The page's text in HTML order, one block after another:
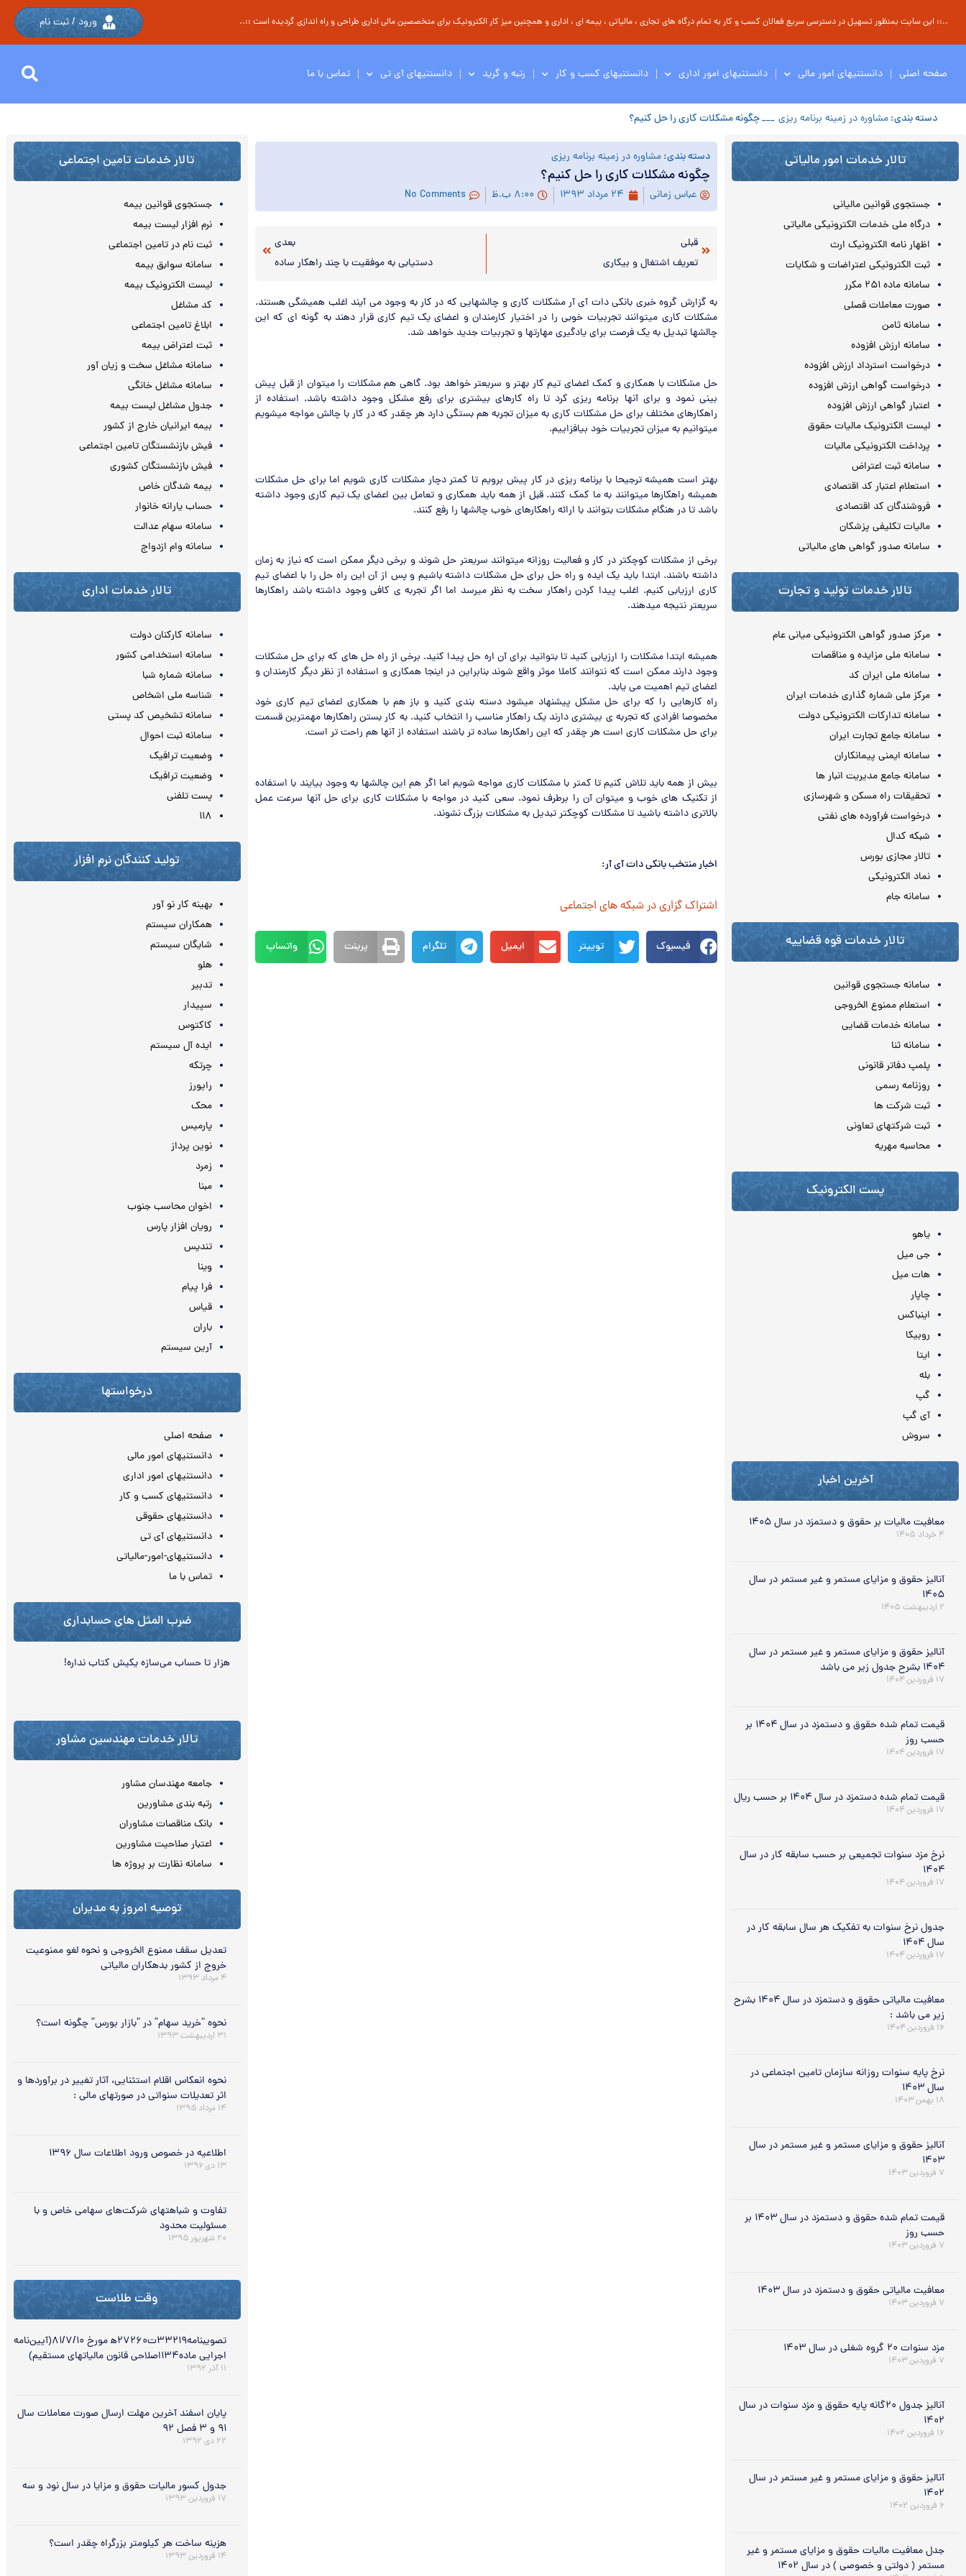
..:: این سایت بمنظور تسهیل در دسترسی سریع فعالان کسب و کار به تمام درگاه های تجاری ، مالیاتی ، بیمه ای ، اداری و همچنین میز کار الکترونیک برای متخصصین مالی اداری طراحی و راه اندازی گردیده است ::.. ورود / ثبت نام
صفحه اصلی دانستنیهای امور مالی دانستنیهای امور اداری دانستنیهای کسب و کار رتبه و گرید دانستنیهای آی تی تماس با ما
دسته بندی:مشاوره در زمینه برنامه ریزی ___ چگونه مشکلات کاری را حل کنیم؟
تالار خدمات امور مالیاتی
جستجوی قوانین مالیانی
درگاه ملی خدمات الکترونیکی مالیاتی
اظهار نامه الکترونیک ارث
ثبت الکترونیکی اعتراضات و شکایات
سامانه ماده ۲۵۱ مکرر
صورت معاملات فصلی
سامانه ثامن
سامانه ارزش افزوده
درخواست استرداد ارزش افزوده
درخواست گواهی ارزش افزوده
اعتبار گواهی ارزش افزوده
لیست الکترونیک مالیات حقوق
پرداخت الکترونیکی مالیات
سامانه ثبت اعتراض
استعلام اعتبار کد اقتصادی
فروشندگان کد اقتصادی
مالیات تکلیفی پزشکان
سامانه صدور گواهی های مالیاتی
تالار خدمات تولید و تجارت
مرکز صدور گواهی الکترونیکی میانی عام
سامانه ملی مزایده و مناقصات
سامانه ملی ایران کد
مرکز ملی شماره گذاری خدمات ایران
سامانه تدارکات الکترونیکی دولت
سامانه جامع تجارت ایران
سامانه ایمنی پیمانکاران
سامانه جامع مدیریت انبار ها
تحقیقات راه مسکن و شهرسازی
درخواست فرآورده های نفتی
شبکه کدال
تالار مجازی بورس
نماد الکترونیکی
سامانه جام
تالار خدمات قوه قضاییه
سامانه جستجوی قوانین
استعلام ممنوع الخروجی
سامانه خدمات قضایی
سامانه ثنا
پلمپ دفاتر قانونی
روزنامه رسمی
ثبت شرکت ها
ثبت شرکتهای تعاونی
محاسبه مهريه
پست الکترونیک
یاهو
جی میل
هات میل
چاپار
اینباکس
روبیکا
ایتا
بله
گپ
آی گپ
سروش
آخرین اخبار
معافیت مالیات بر حقوق و دستمزد در سال ۱۴۰۵
۴ خرداد ۱۴۰۵
آنالیز حقوق و مزایای مستمر و غیر مستمر در سال
۱۴۰۵
۲ اردیبهشت ۱۴۰۵
آنالیز حقوق و مزایای مستمر و غیر مستمر در سال
۱۴۰۴ بشرح جدول زیر می باشد
۱۷ فروردین ۱۴۰۴
قیمت تمام شده حقوق و دستمزد در سال ۱۴۰۴ بر
حسب روز
۱۷ فروردین ۱۴۰۴
قیمت تمام شده دستمزد در سال ۱۴۰۴ بر حسب ریال
۱۷ فروردین ۱۴۰۴
نرخ مزد سنوات تجمیعی بر حسب سابقه کار در سال
۱۴۰۴
۱۷ فروردین ۱۴۰۴
جدول نرخ سنوات به تفکیک هر سال سابقه کار در
سال ۱۴۰۴
۱۷ فروردین ۱۴۰۴
معافیت مالیاتی حقوق و دستمزد در سال ۱۴۰۴ بشرح
زیر می باشد :
۱۶ فروردین ۱۴۰۴
نرخ پایه سنوات روزانه سازمان تامین اجتماعی در
سال ۱۴۰۳
۱۸ بهمن ۱۴۰۳
آنالیز حقوق و مزایای مستمر و غیر مستمر در سال
۱۴۰۳
۷ فروردین ۱۴۰۳
قیمت تمام شده حقوق و دستمزد در سال ۱۴۰۳ بر
حسب روز
۷ فروردین ۱۴۰۳
معافیت مالیاتی حقوق و دستمزد در سال ۱۴۰۳
۷ فروردین ۱۴۰۳
مزد سنوات ۲۰ گروه شغلی در سال ۱۴۰۳
۷ فروردین ۱۴۰۳
آنالیز جدول ۲۰گانه پایه حقوق و مزد سنوات در سال
۱۴۰۲
۱۶ فروردین ۱۴۰۲
آنالیز حقوق و مزایای مستمر و غیر مستمر در سال
۱۴۰۲
۶ فروردین ۱۴۰۲
جدل معافیت مالیات حقوق و مزایای مستمر و غیر
مستمر ( دولتی و خصوصی ) در سال ۱۴۰۲
دسته بندی:مشاوره در زمینه برنامه ریزی
چگونه مشکلات کاری را حل کنیم؟
عباس زمانی ۲۴ مرداد ۱۳۹۳ ۸:۰۰ ب.ظ No Comments
قبلی
تعریف اشتغال و بیکاری
بعدی
دستیابی به موفقیت با چند راهکار ساده
به گزارش گروه خبری بانکی دات آی آر مشکلات کاری و چالشهایی که در کار به وجود می آیند اغلب همیشگی هستند.
مشکلات کاری میتوانند تجربیات خوبی را در اختیار کارمندان و اعضای یک تیم کاری قرار دهند به گونه ای که این
چالشها تبدیل به یک فرصت برای یادگیری مهارتها و تجربیات جدید خواهد شد.
حل مشکلات با همکاری و کمک اعضای تیم کار بهتر و سریعتر خواهد بود. گاهی هم مشکلات را میتوان از قبل پیش
بینی نمود و برای آنها برنامه ریزی کرد تا راه کارهای بیشتری برای رفع مشکل وجود داشته باشد. استفاده از
راهکارهای مختلف برای حل مشکلات کاری به میزان تجربه هم بستگی دارد هر چقدر که در کار با چالش مواجه میشویم
میتوانیم به میزان تجربیات خود بیافزاییم.
بهتر است همیشه ترجیحا با برنامه ریزی در کار پیش برویم تا کمتر دچار مشکلات کاری شویم اما برای حل مشکلات
همیشه راهکارها میتوانند به ما کمک کنند. قبل از همه باید همکاری و تعامل بین اعضای یک تیم کاری وجود داشته
باشد تا در هنگام مشکلات بتوانند با ارائه راهکارهای خوب چالشها را رفع کنند.
برخی از مشکلات کوچکتر در کار و فعالیت روزانه میتوانند سریعتر حل شوند و برخی دیگر ممکن است که نیاز به زمان
داشته باشند. ابتدا باید یک ایده و راه حل برای حل مشکلات داشته باشیم و پس از آن این راه حل را با اعضای تیم
کاری ارزیابی کنیم. اغلب پیدا کردن راهکار سخت به نظر میرسد اما اگر تجربه ی کافی وجود داشته باشد راهکارها
سریعتر نتیجه میدهند.
همیشه ابتدا مشکلات را ارزیابی کنید تا بتوانید برای آن اره حل پیدا کنید. برخی از راه حل های که برای حل مشکلات
وجود دارند ممکن است که نتوانند کاملا موثر واقع شوند بنابراین در اینجا همکاری و استفاده از نظر دیگر کارمندان و
اعضای تیم اهمیت می یابد.
راه کارهایی را که برای حل مشکل پیشنهاد میشود دسته بندی کنید و باز هم با همکاری اعضای تیم کاری خود
مخصوصا افرادی که تجربه ی بیشتری دارند یک راهکار مناسب را انتخاب کنید. به کار بستن راهکارها مهمترین قسمت
برای حل مشکلات کاری است هر چقدر که این راهکارها ساده تر باشند استفاده از آنها هم راحت تر است.
بیش از همه باید تلاش کنیم تا کمتر با مشکلات کاری مواجه شویم اما اگر هم این چالشها به وجود بیایند با استفاده
از تکنیک های خوب و میتوان آن را برطرف نمود. سعی کنید در مواجه با مشکلات کاری برای حل آنها سرعت عمل
بالاتری داشته باشید تا مشکلات کوچکتر تبدیل به مشکلات بزرگ نشوند.
اخبار منتخب بانکی دات آی آر:
اشتراک گزاری در شبکه های اجتماعی
فیسبوک توییتر ایمیل تلگرام پرینت واتساپ
تالار خدمات تامین اجتماعی
جستجوی قوانین بیمه
نرم افزار لیست بیمه
ثبت نام در تامین اجتماعی
سامانه سوابق بیمه
لیست الکترونیک بیمه
کد مشاغل
ابلاغ تامین اجتماعی
ثبت اعتراض بیمه
سامانه مشاغل سخت و زیان آور
سامانه مشاغل خانگی
جدول مشاغل لیست بیمه
بیمه ایرانیان خارج از کشور
فیش بازنشستگان تامین اجتماعی
فیش بازنشستگان کشوری
بیمه شدگان خاص
حساب یارانه خانوار
سامانه سهام عدالت
سامانه وام ازدواج
تالار خدمات اداری
سامانه کارکنان دولت
سامانه استخدامی کشور
سامانه شماره شبا
شناسه ملی اشخاص
سامانه تشخیص کد پستی
سامانه ثبت احوال
وضعیت ترافیک
وضعیت ترافیک
پست تلفنی
۱۱۸
تولید کنندگان نرم افزار
بهینه کار نو آور
همکاران سیستم
شایگان سیستم
هلو
تدبیر
سپیدار
کاکتوس
ایده آل سیستم
چرتکه
رایورز
محک
پارمیس
نوین پرداز
زمرد
مبنا
اخوان محاسب جنوب
رویان افزار پارس
تندیس
وینا
فرا پیام
قیاس
باران
آرین سیستم
درخواستها
صفحه اصلی
دانستنیهای امور مالی
دانستنیهای امور اداری
دانستنیهای کسب و کار
دانستنیهای حقوقی
دانستنیهای آی تی
دانستنیهای-امور-مالیاتی
تماس با ما
ضرب المثل های حسابداری
هزار تا حساب می‌‏سازه یکیش کتاب نداره!
تالار خدمات مهندسین مشاور
جامعه مهندسان مشاور
رتبه بندی مشاورین
بانک مناقصات مشاوران
اعتبار صلاحیت مشاورین
سامانه نظارت بر پروژه ها
توصیه امروز به مدیران
تعديل سقف ممنوع الخروجي و نحوه لغو ممنوعيت
خروج از کشور بدهکاران مالياتي
۴ مرداد ۱۳۹۳
نحوه “خرید سهام” در “بازار بورس” چگونه است؟
۳۱ اردیبهشت ۱۳۹۳
نحوه انعکاس اقلام استثنایی، آثار تغییر در برآوردها و
اثر تعديلات‌ سنواتي‌ در صورتهای مالی :
۱۴ مرداد ۱۳۹۵
اطلاعیه در خصوص ورود اطلاعات سال ۱۳۹۶
۱۳ دی ۱۳۹۶
تفاوت و شباهتهای شرکت‌های سهامی خاص و با
مسئولیت محدود
۲۰ شهریور ۱۳۹۵
وقت طلاست
تصویبنامه۳۳۲۱۹ت۲۷۲۶۰‌ه‍ مورخ ۸۱/۷/۱۰(آیین‌نامه
اجرایی ماده۱۳۴اصلاحی قانون مالیاتهای مستقیم)
۱۱ آذر ۱۳۹۲
پایان اسفند آخرین مهلت ارسال صورت معاملات سال
۹۱ و ۳ فصل ۹۲
۲۲ دی ۱۳۹۲
جدول کسور مالیات حقوق و مزایا در سال نود و سه
۱۷ فروردین ۱۳۹۳
هزینه ساخت هر کیلومتر بزرگراه چقدر است؟
۱۴ فروردین ۱۳۹۳